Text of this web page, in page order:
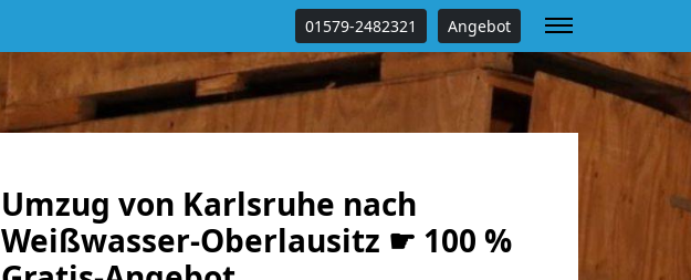
01579-2482321 Angebot
Umzug von Karlsruhe nach
Weißwasser-Oberlausitz ☛ 100 %